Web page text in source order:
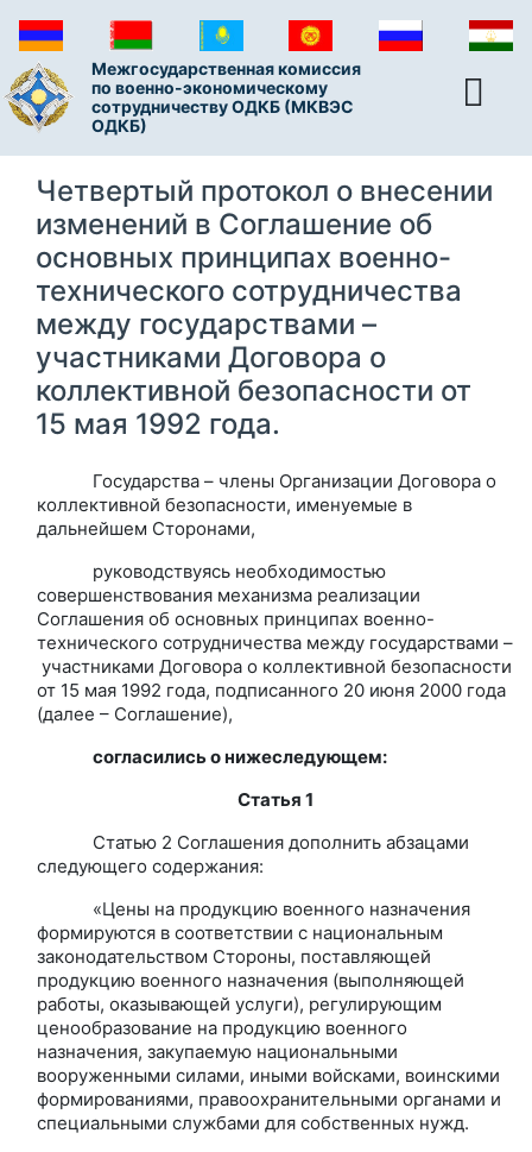
Межгосударственная комиссия
по военно-экономическому
сотрудничеству ОДКБ (МКВЭС
ОДКБ)
Четвертый протокол о внесении
изменений в Соглашение об
основных принципах военно-
технического сотрудничества
между государствами –
участниками Договора о
коллективной безопасности от
15 мая 1992 года.
Государства – члены Организации Договора о
коллективной безопасности, именуемые в
дальнейшем Сторонами,
руководствуясь необходимостью
совершенствования механизма реализации
Соглашения об основных принципах военно-
технического сотрудничества между государствами –
участниками Договора о коллективной безопасности
от 15 мая 1992 года, подписанного 20 июня 2000 года
(далее – Соглашение),
согласились о нижеследующем:
Статья 1
Статью 2 Соглашения дополнить абзацами
следующего содержания:
«Цены на продукцию военного назначения
формируются в соответствии с национальным
законодательством Стороны, поставляющей
продукцию военного назначения (выполняющей
работы, оказывающей услуги), регулирующим
ценообразование на продукцию военного
назначения, закупаемую национальными
вооруженными силами, иными войсками, воинскими
формированиями, правоохранительными органами и
специальными службами для собственных нужд.